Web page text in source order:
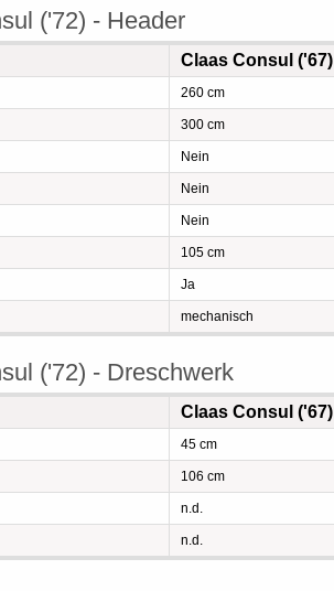
('72) - Header
Claas Consul ('67)
260 cm
300 cm
Nein
Nein
Nein
105 cm
Ja
mechanisch
('72) - Dreschwerk
Claas Consul ('67)
45 cm
106 cm
n.d.
n.d.